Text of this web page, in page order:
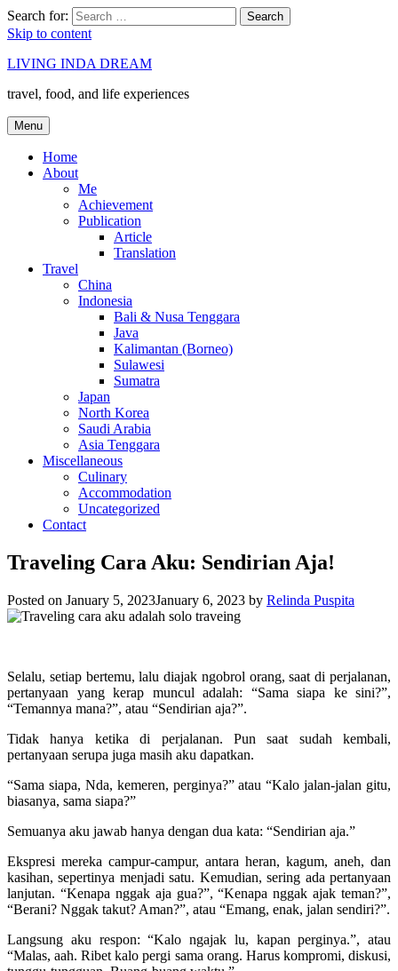
Search for: Search
Skip to content
LIVING INDA DREAM
travel, food, and life experiences
Menu
Home
About
Me
Achievement
Publication
Article
Translation
Travel
China
Indonesia
Bali & Nusa Tenggara
Java
Kalimantan (Borneo)
Sulawesi
Sumatra
Japan
North Korea
Saudi Arabia
Asia Tenggara
Miscellaneous
Culinary
Accommodation
Uncategorized
Contact
Traveling Cara Aku: Sendirian Aja!
Posted on January 5, 2023January 6, 2023 by Relinda Puspita
Selalu, setiap bertemu, lalu diajak ngobrol orang, saat di perjalanan,
pertanyaan yang kerap muncul adalah: “Sama siapa ke sini?”,
“Temannya mana?”, atau “Sendirian aja?”.
Tidak hanya ketika di perjalanan. Pun saat sudah kembali,
pertanyaan serupa juga masih aku dapatkan.
“Sama siapa, Nda, kemeren, perginya?” atau “Kalo jalan-jalan gitu,
biasanya, sama siapa?”
Semuanya aku jawab hanya dengan dua kata: “Sendirian aja.”
Ekspresi mereka campur-campur, antara heran, kagum, aneh, dan
kasihan, sepertinya menjadi satu. Kemudian, sering ada pertanyaan
lanjutan. “Kenapa nggak aja gua?”, “Kenapa nggak ajak teman?”,
“Berani? Nggak takut? Aman?”, atau “Emang, enak, jalan sendiri?”.
Langsung aku respon: “Kalo ngajak lu, kapan perginya.”, atau
“Malas, aah. Ribet kalo pergi sama orang. Harus kompromi, diskusi,